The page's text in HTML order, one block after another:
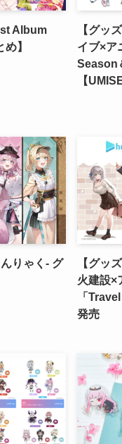
Album
】
【グッ
イブ×ア
Season
【
りゃく- グ
【グッ
火建設×
「
発売